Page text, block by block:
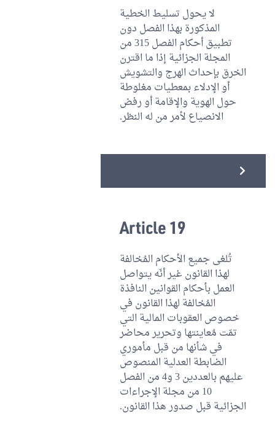
لا يحول تسليط الخطية
المذكورة بهذا الفصل دون
تطبيق أحكام الفصل 315 من
المجلة الجزائية إذا ما اقترن
الخرق بإحداث الهرج والتشويش
أو الإدلاء بمعطيات مغلوطة
حول الهوية والإقامة أو رفض
الانصياع لأمر من له النظر.
Article 19
تُلغى جميع الأحكام المُخالفة
لهذا القانون غير أنّه يتواصل
العمل بأحكام القوانين النافذة
المُخالفة لهذا القانون في
خصوص العقوبات المالية التي
تمّت مُعاينتها وتحرير محاضر
في شأنها من قبل مأموري
الضابطة العدلية المنصوص
عليهم بالعددين 3 و4 من الفصل
10 من مجلة الإجراءات
الجزائية قبل صدور هذا القانون.